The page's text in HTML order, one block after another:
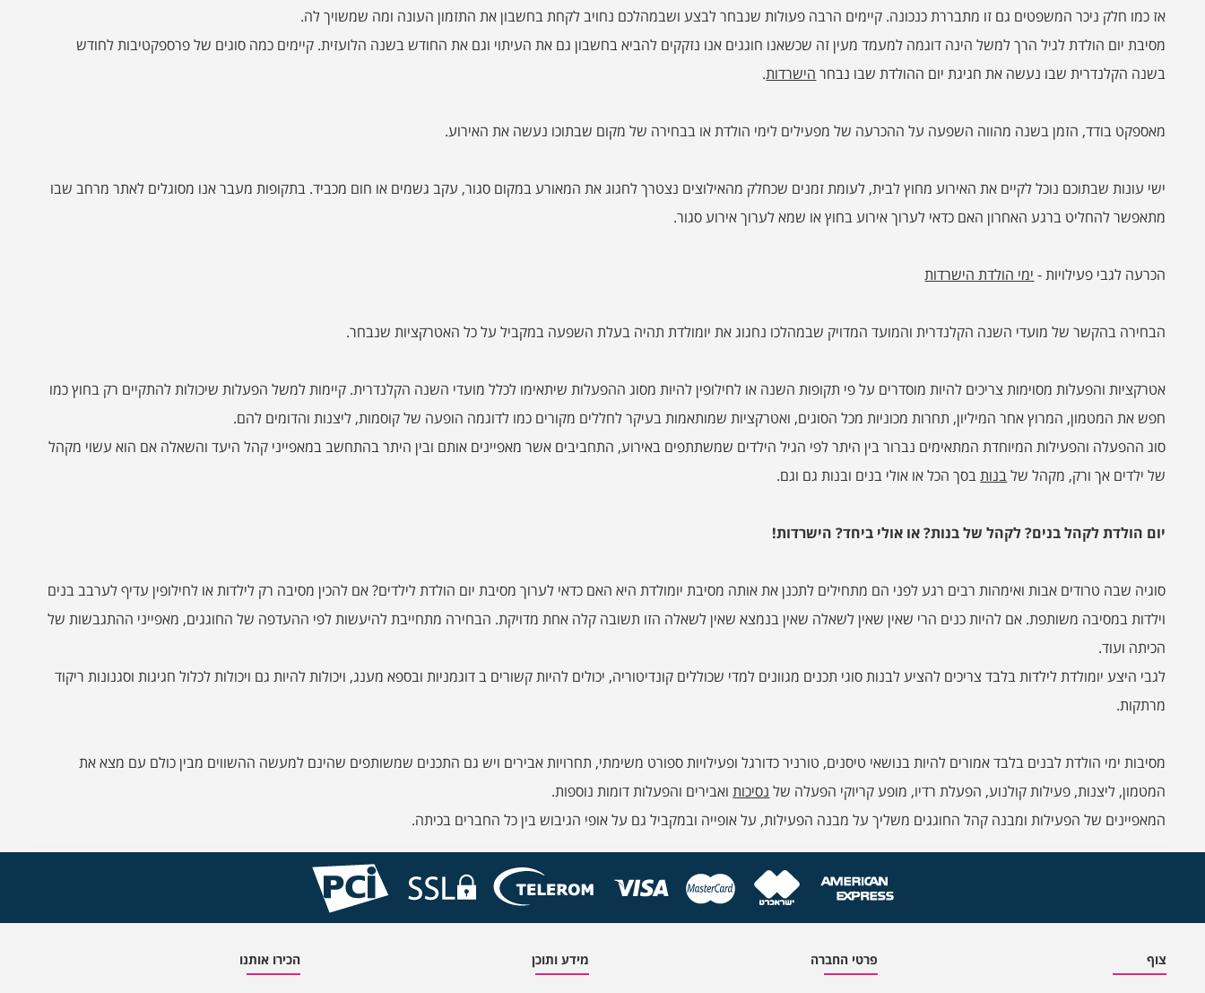
אז כמו חלק ניכר המשפטים גם זו מתבררת כנכונה. קיימים הרבה פעולות שנבחר לבצע ושבמהלכם נחויב לקחת בחשבון את התזמון העונה ומה שמשויך לה.
מסיבת יום הולדת לגיל הרך למשל הינה דוגמה למעמד מעין זה שכשאנו חוגגים אנו נזקקים להביא בחשבון גם את העיתוי וגם את החודש בשנה הלועזית. קיימים כמה סוגים של פרספקטיבות לחודש
בשנה הקלנדרית שבו נעשה את חגיגת יום ההולדת שבו נבחר הישרדות.
מאספקט בודד, הזמן בשנה מהווה השפעה על ההכרעה של מפעילים לימי הולדת או בבחירה של מקום שבתוכו נעשה את האירוע.
ישי עונות שבתוכם נוכל לקיים את האירוע מחוץ לבית, לעומת זמנים שכחלק מהאילוצים נצטרך לחגוג את המאורע במקום סגור, עקב גשמים או חום מכביד. בתקופות מעבר אנו מסוגלים לאתר מרחב שבו
מתאפשר להחליט ברגע האחרון האם כדאי לערוך אירוע בחוץ או שמא לערוך אירוע סגור.
הכרעה לגבי פעילויות - ימי הולדת הישרדות
הבחירה בהקשר של מועדי השנה הקלנדרית והמועד המדויק שבמהלכו נחגוג את יומולדת תהיה בעלת השפעה במקביל על כל האטרקציות שנבחר.
אטרקציות והפעלות מסוימות צריכים להיות מוסדרים על פי תקופות השנה או לחילופין להיות מסוג ההפעלות שיתאימו לכלל מועדי השנה הקלנדרית. קיימות למשל הפעלות שיכולות להתקיים רק בחוץ כמו
חפש את המטמון, המרוץ אחר המיליון, תחרות מכוניות מכל הסוגים, ואטרקציות שמותאמות בעיקר לחללים מקורים כמו לדוגמה הופעה של קוסמות, ליצנות והדומים להם.
סוג ההפעלה והפעילות המיוחדת המתאימים נברור בין היתר לפי הגיל הילדים שמשתתפים באירוע, התחביבים אשר מאפיינים אותם ובין היתר בהתחשב במאפייני קהל היעד והשאלה אם הוא עשוי מקהל
של ילדים אך ורק, מקהל שלבנותבסך הכל או אולי בנים ובנות גם וגם.
יום הולדת לקהל בנים? לקהל של בנות? או אולי ביחד? הישרדות!
סוגיה שבה טרודים אבות ואימהות רבים רגע לפני הם מתחילים לתכנן את אותה מסיבת יומולדת היא האם כדאי לערוך מסיבת יום הולדת לילדים? אם להכין מסיבה רק לילדות או לחילופין עדיף לערבב בנים
וילדות במסיבה משותפת. אם להיות כנים הרי שאין שאין לשאלה שאין בנמצא שאין לשאלה הזו תשובה קלה אחת מדויקת. הבחירה מתחייבת להיעשות לפי ההעדפה של החוגגים, מאפייני ההתגבשות של
הכיתה ועוד.
לגבי היצע יומולדת לילדות בלבד צריכים להציע לבנות סוגי תכנים מגוונים למדי שכוללים קונדיטוריה, יכולים להיות קשורים ב דוגמניות ובספא מענג, ויכולות להיות גם ויכולות לכלול חגיגות וסגנונות ריקוד
מרתקות.
מסיבות ימי הולדת לבנים בלבד אמורים להיות בנושאי טיסנים, טורניר כדורגל ופעילויות ספורט משימתי, תחרויות אבירים ויש גם התכנים שמשותפים שהינם למעשה ההשווים מבין כולם עם מצא את
המטמון, ליצנות, פעילות קולנוע, הפעלת רדיו, מופע קריוקי הפעלה של נסיכותואבירים והפעלות דומות נוספות.
המאפיינים של הפעילות ומבנה קהל החוגגים משליך על מבנה הפעילות, על אופייה ובמקביל גם על אופי הגיבוש בין כל החברים בכיתה.
צוף פרטי החברה מידע ותוכן הכירו אותנו